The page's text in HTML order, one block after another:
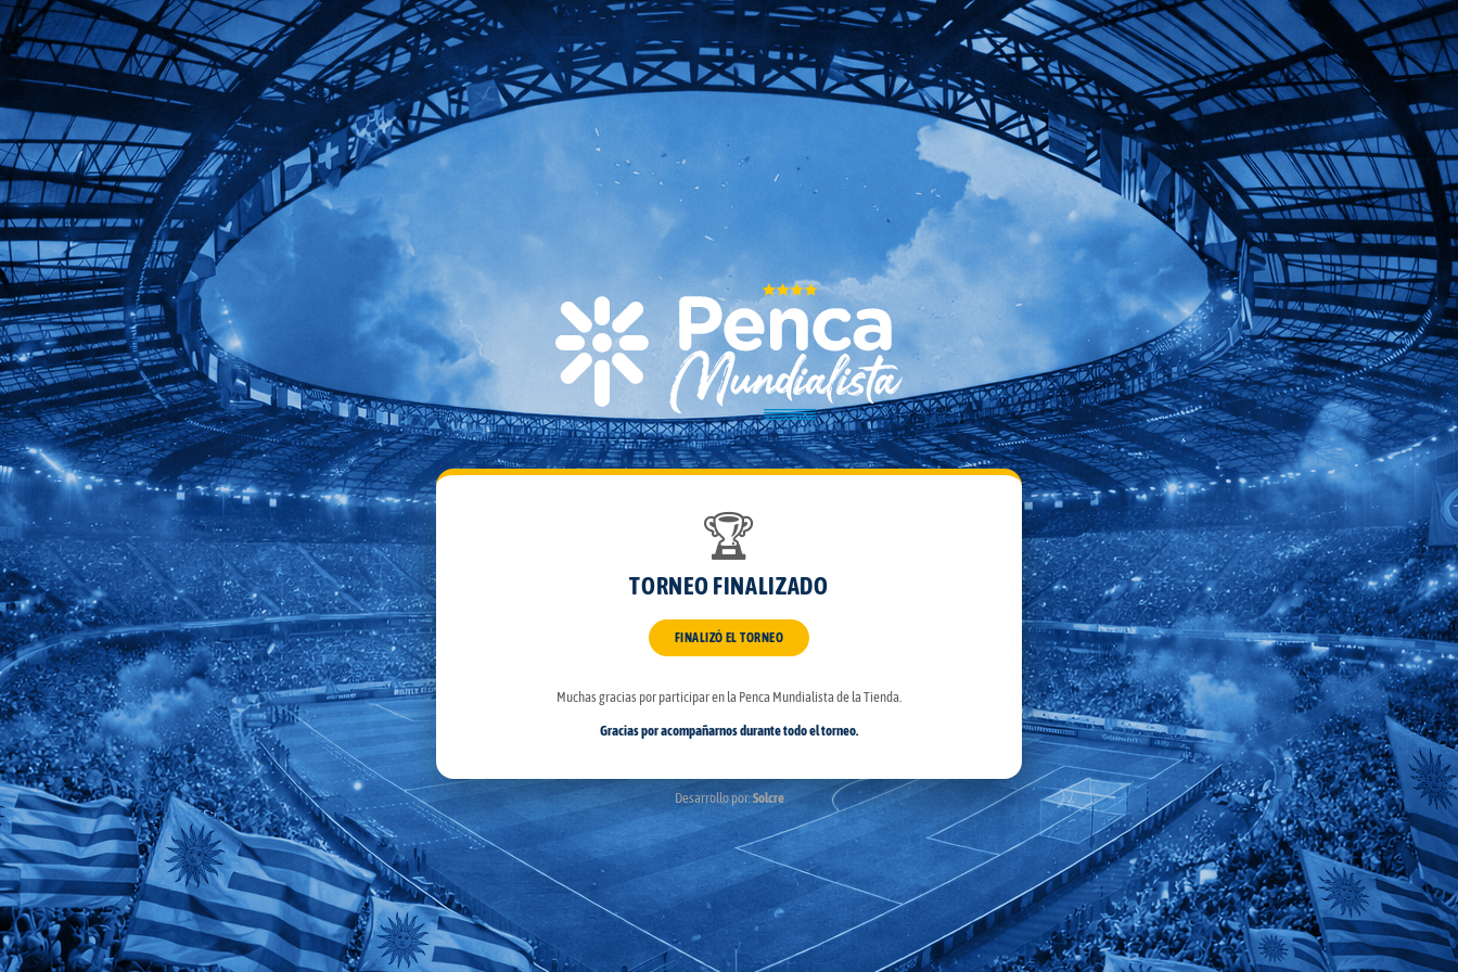
🏆
TORNEO FINALIZADO
FINALIZÓ EL TORNEO
Muchas gracias por participar en la Penca Mundialista de la Tienda.
Gracias por acompañarnos durante todo el torneo.
Desarrollo por:Solcre